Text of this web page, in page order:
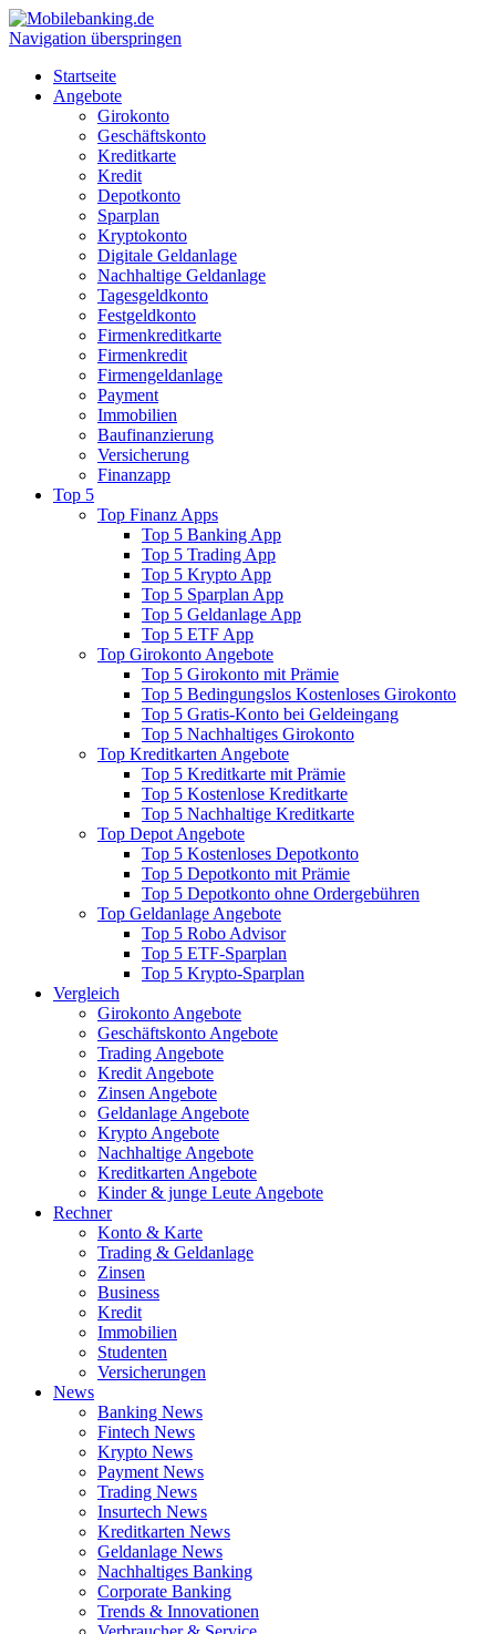
Navigation überspringen
Startseite
Angebote
Girokonto
Geschäftskonto
Kreditkarte
Kredit
Depotkonto
Sparplan
Kryptokonto
Digitale Geldanlage
Nachhaltige Geldanlage
Tagesgeldkonto
Festgeldkonto
Firmenkreditkarte
Firmenkredit
Firmengeldanlage
Payment
Immobilien
Baufinanzierung
Versicherung
Finanzapp
Top 5
Top Finanz Apps
Top 5 Banking App
Top 5 Trading App
Top 5 Krypto App
Top 5 Sparplan App
Top 5 Geldanlage App
Top 5 ETF App
Top Girokonto Angebote
Top 5 Girokonto mit Prämie
Top 5 Bedingungslos Kostenloses Girokonto
Top 5 Gratis-Konto bei Geldeingang
Top 5 Nachhaltiges Girokonto
Top Kreditkarten Angebote
Top 5 Kreditkarte mit Prämie
Top 5 Kostenlose Kreditkarte
Top 5 Nachhaltige Kreditkarte
Top Depot Angebote
Top 5 Kostenloses Depotkonto
Top 5 Depotkonto mit Prämie
Top 5 Depotkonto ohne Ordergebühren
Top Geldanlage Angebote
Top 5 Robo Advisor
Top 5 ETF-Sparplan
Top 5 Krypto-Sparplan
Vergleich
Girokonto Angebote
Geschäftskonto Angebote
Trading Angebote
Kredit Angebote
Zinsen Angebote
Geldanlage Angebote
Krypto Angebote
Nachhaltige Angebote
Kreditkarten Angebote
Kinder & junge Leute Angebote
Rechner
Konto & Karte
Trading & Geldanlage
Zinsen
Business
Kredit
Immobilien
Studenten
Versicherungen
News
Banking News
Fintech News
Krypto News
Payment News
Trading News
Insurtech News
Kreditkarten News
Geldanlage News
Nachhaltiges Banking
Corporate Banking
Trends & Innovationen